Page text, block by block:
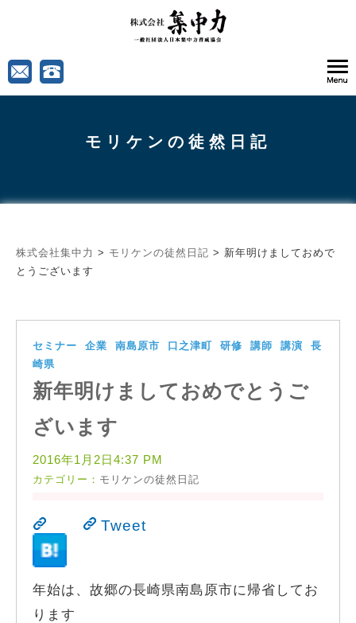
モリケンの徒然日記
株式会社集中力 > モリケンの徒然日記 > 新年明けましておめで
とうございます
セミナー 企業 南島原市 口之津町 研修 講師 講演
長
崎県
新年明けましておめでとうご
ざいます
2016年1月2日4:37 PM
カテゴリー： モリケンの徒然日記
Tweet
年始は、故郷の長崎県南島原市に帰省してお
ります